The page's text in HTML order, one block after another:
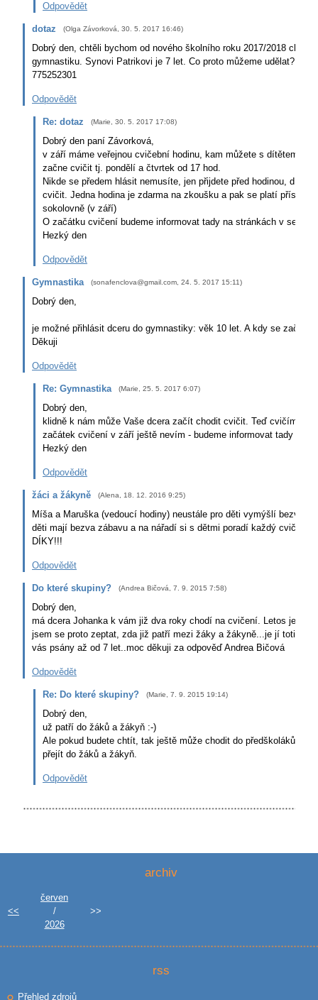
Odpovědět
dotaz (Olga Závorková 30. 5. 2017 16:46)
Dobrý den, chtěli bychom od nového školního roku 2017/2018 chodit
gymnastiku. Synovi Patrikovi je 7 let. Co proto můžeme udělat?
775252301
Odpovědět
Re: dotaz (Marie 30. 5. 2017 17:08)
Dobrý den paní Závorková,
v září máme veřejnou cvičební hodinu, kam můžete s dítětem
začne cvičit tj. pondělí a čtvrtek od 17 hod.
Nikde se předem hlásit nemusíte, jen přijdete před hodinou, dítě
cvičit. Jedna hodina je zdarma na zkoušku a pak se platí
sokolovně (v září)
O začátku cvičení budeme informovat tady na stránkách v sekci
Hezký den
Odpovědět
Gymnastika (sonafenclova@gmail.com 24. 5. 2017 15:11)
Dobrý den,
je možné přihlásit dceru do gymnastiky: věk 10 let. A kdy se začíná
Děkuji
Odpovědět
Re: Gymnastika (Marie 25. 5. 2017 6:07)
Dobrý den,
klidně k nám může Vaše dcera začít chodit cvičit. Teď cvičíme do
začátek cvičení v září ještě nevím - budeme informovat tady na
Hezký den
Odpovědět
žáci a žákyně (Alena 18. 12. 2016 9:25)
Míša a Maruška (vedoucí hodiny) neustále pro děti vymýšlí bezva
děti mají bezva zábavu a na nářadí si s dětmi poradí každý cvičitel.
DÍKY!!!
Odpovědět
Do které skupiny? (Andrea Bičová 7. 9. 2015 7:58)
Dobrý den,
má dcera Johanka k vám již dva roky chodí na cvičení. Letos je
jsem se proto zeptat, zda již patří mezi žáky a žákyně...je jí totiž 6
vás psány až od 7 let..moc děkuji za odpověď Andrea Bičová
Odpovědět
Re: Do které skupiny? (Marie 7. 9. 2015 19:14)
Dobrý den,
už patří do žáků a žákyň :-)
Ale pokud budete chtít, tak ještě může chodit do předškoláků a
přejít do žáků a žákyň.
Odpovědět
archiv
<<
červen
/
2026
>>
rss
Přehled zdrojů